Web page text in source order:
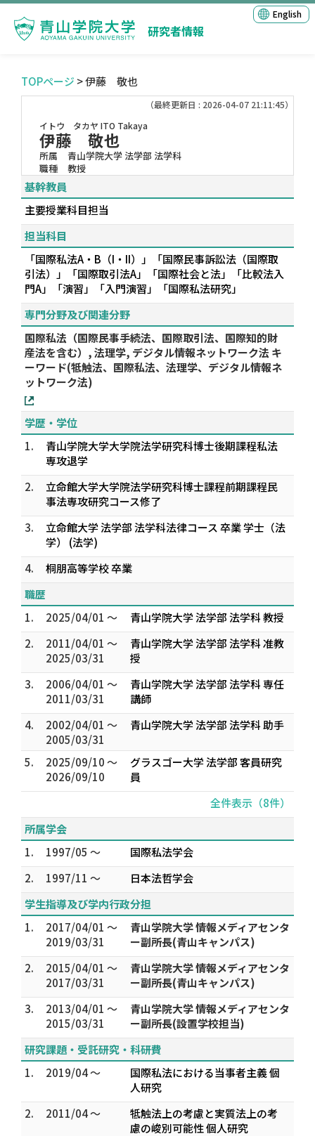
研究者情報
English
TOPページ > 伊藤 敬也
（最終更新日 : 2026-04-07 21:11:45）
イトウ タカヤ ITO Takaya
伊藤 敬也
所属
青山学院大学 法学部 法学科
職種
教授
基幹教員
主要授業科目担当
担当科目
「国際私法A・B（I・II）」「国際民事訴訟法（国際取
引法）」「国際取引法A」「国際社会と法」「比較法入
門A」「演習」「入門演習」「国際私法研究」
専門分野及び関連分野
国際私法（国際民事手続法、国際取引法、国際知的財
産法を含む）, 法理学, デジタル情報ネットワーク法 キ
ーワード(牴触法、国際私法、法理学、デジタル情報ネ
ットワーク法)
学歴・学位
1.
青山学院大学大学院法学研究科博士後期課程私法
専攻退学
2.
立命館大学大学院法学研究科博士課程前期課程民
事法専攻研究コース修了
3.
立命館大学 法学部 法学科法律コース 卒業 学士（法
学） (法学)
4.
桐朋高等学校 卒業
職歴
1.
2025/04/01 ～
青山学院大学 法学部 法学科 教授
2.
2011/04/01 ～
2025/03/31
青山学院大学 法学部 法学科 准教
授
3.
2006/04/01 ～
2011/03/31
青山学院大学 法学部 法学科 専任
講師
4.
2002/04/01 ～
2005/03/31
青山学院大学 法学部 法学科 助手
5.
2025/09/10 ～
2026/09/10
グラスゴー大学 法学部 客員研究
員
全件表示（8件）
所属学会
1.
1997/05 ～
国際私法学会
2.
1997/11 ～
日本法哲学会
学生指導及び学内行政分担
1.
2017/04/01 ～
2019/03/31
青山学院大学 情報メディアセンタ
ー副所長(青山キャンパス)
2.
2015/04/01 ～
2017/03/31
青山学院大学 情報メディアセンタ
ー副所長(青山キャンパス)
3.
2013/04/01 ～
2015/03/31
青山学院大学 情報メディアセンタ
ー副所長(設置学校担当)
研究課題・受託研究・科研費
1.
2019/04 ～
国際私法における当事者主義 個
人研究
2.
2011/04 ～
牴触法上の考慮と実質法上の考
慮の峻別可能性 個人研究